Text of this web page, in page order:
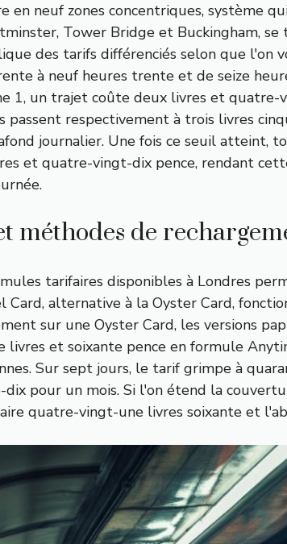
en neuf zones concentriques, système
Tower Bridge et Buckingham,
des tarifs différenciés selon que l'on
à neuf heures trente et de seize
1, un trajet coûte deux livres et
passent respectivement à trois livres
journalier. Une fois ce seuil
et quatre-vingt-dix pence, rendant
méthodes de
tarifaires disponibles à Londres
Card, alternative à la Oyster Card,
sur une Oyster Card, les versions
livres et soixante pence en formule
Sur sept jours, le tarif grimpe à
dix pour un mois. Si l'on étend la
quatre-vingt-une livres soixante et